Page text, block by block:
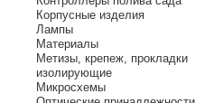
Корпусные изделия
Лампы
Материалы
Метизы, крепеж, прокладки
изолирующие
Микросхемы